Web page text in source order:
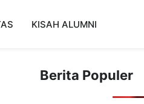
KISAH ALUMNI
Berita Populer